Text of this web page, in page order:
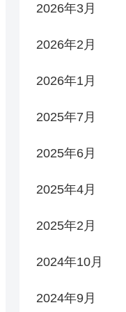
2026年3月
2026年2月
2026年1月
2025年7月
2025年6月
2025年4月
2025年2月
2024年10月
2024年9月